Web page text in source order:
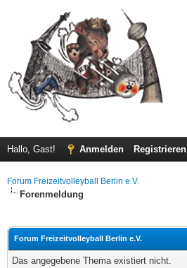
Hallo, Gast! Anmelden Registrieren
Forum Freizeitvolleyball Berlin e.V.
Forenmeldung
Forum Freizeitvolleyball Berlin e.V.
Das angegebene Thema existiert nicht.